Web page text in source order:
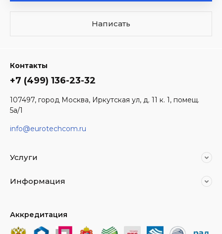
Написать
Контакты
+7 (499) 136-23-32
107497, город Москва, Иркутская ул, д. 11 к. 1, помещ.
5а/1
info@eurotechcom.ru
Услуги
Информация
Аккредитация